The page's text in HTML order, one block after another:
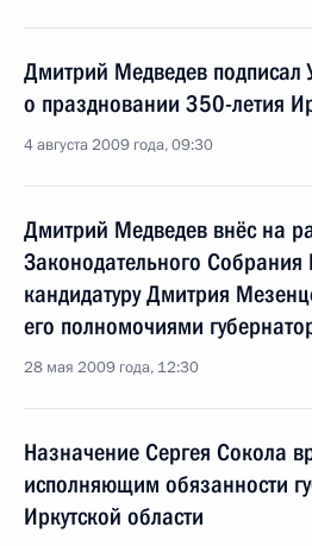
Дмитрий Медведев подписал
о праздновании 350-летия
4 августа 2009 года, 09:30
Дмитрий Медведев внёс на
Законодательного Собрания
кандидатуру Дмитрия
его полномочиями
28 мая 2009 года, 12:30
Назначение Сергея Сокола
исполняющим обязанности
Иркутской области